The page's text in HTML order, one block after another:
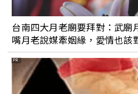
台南四大月老廟要拜對：武廟
嘴月老說媒牽姻緣，愛情也該
PR